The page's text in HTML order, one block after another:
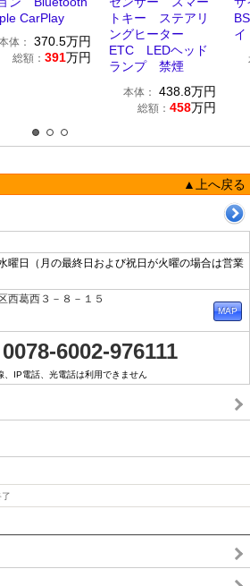
CarPlay
体： 370.5万円
総額： 391万円
トキー ステアリ
ングヒーター
ETC LEDヘッド
ランプ 禁煙
本体： 438.8万円
総額： 458万円
イ
▲上へ戻る
曜日（月の最終日および祝日が火曜の場合は営業
西葛西３－８－１５
0078-6002-976111
、IP電話、光電話は利用できません